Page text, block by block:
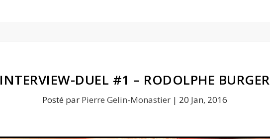
INTERVIEW-DUEL #1 – RODOLPHE BURGER
Posté par Pierre Gelin-Monastier| 20 Jan, 2016